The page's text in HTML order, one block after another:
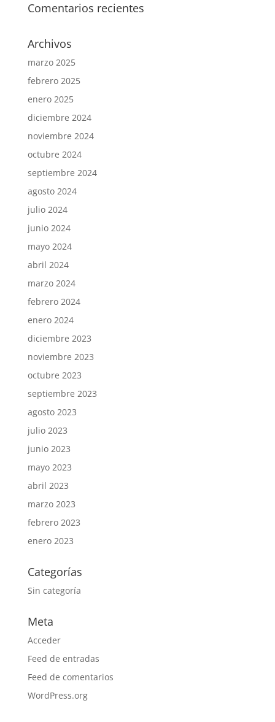
Comentarios recientes
Archivos
marzo 2025
febrero 2025
enero 2025
diciembre 2024
noviembre 2024
octubre 2024
septiembre 2024
agosto 2024
julio 2024
junio 2024
mayo 2024
abril 2024
marzo 2024
febrero 2024
enero 2024
diciembre 2023
noviembre 2023
octubre 2023
septiembre 2023
agosto 2023
julio 2023
junio 2023
mayo 2023
abril 2023
marzo 2023
febrero 2023
enero 2023
Categorías
Sin categoría
Meta
Acceder
Feed de entradas
Feed de comentarios
WordPress.org